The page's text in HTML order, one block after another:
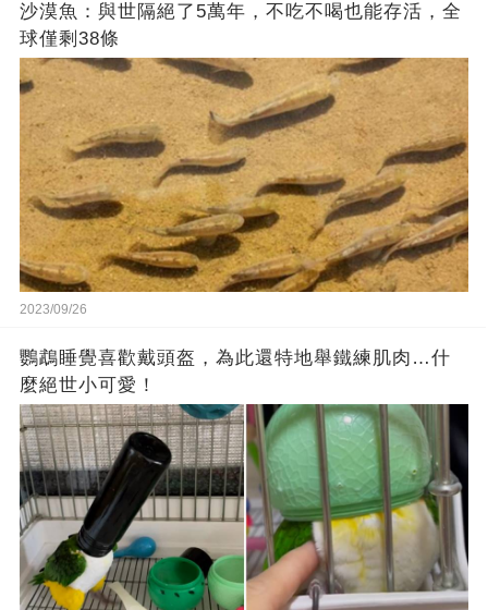
沙漠魚：與世隔絕了5萬年，不吃不喝也能存活，全
球僅剩38條
2023/09/26
鸚鵡睡覺喜歡戴頭盔，為此還特地舉鐵練肌肉…什
麼絕世小可愛！